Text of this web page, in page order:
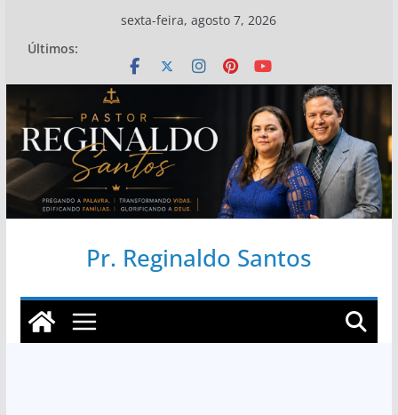
conteúdo
sexta-feira, agosto 7, 2026
Últimos:
Pr. Reginaldo Santos